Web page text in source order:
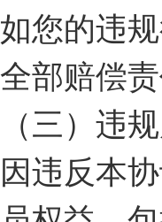
如您的违
全部赔偿
（三）违
因违反本